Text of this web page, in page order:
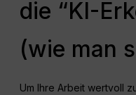
die “KI-
(wie man
Um Ihre Arbeit wertvoll